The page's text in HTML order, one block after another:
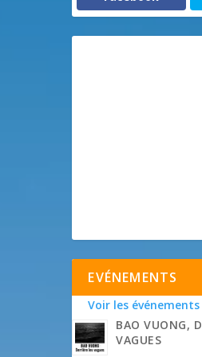
EVÉNEMENTS
Voir les
BAO VUONG,
VAGUES